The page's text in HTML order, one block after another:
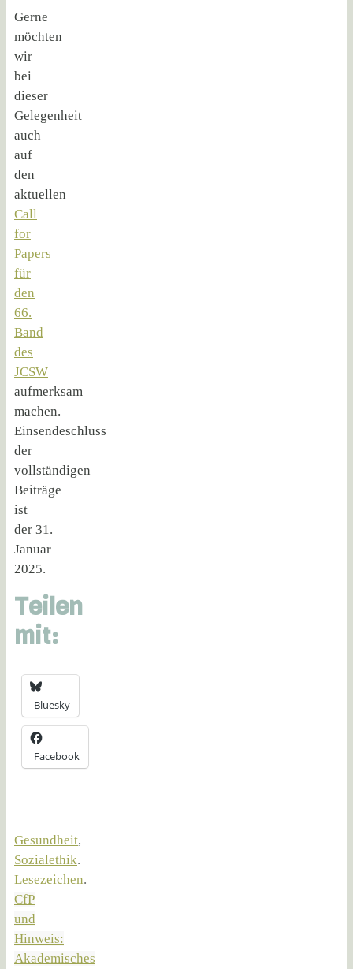
Gerne
möchten
wir
bei
dieser
Gelegenheit
auch
auf
den
aktuellen
Call
for
Papers
für
den
66.
Band
des
JCSW
aufmerksam
machen.
Einsendeschluss
der
vollständigen
Beiträge
ist
der 31.
Januar
2025.
Teilen
mit:
Bluesky
Facebook
Gesundheit,
Sozialethik.
Lesezeichen.
CfP
und
Hinweis:
Akademisches